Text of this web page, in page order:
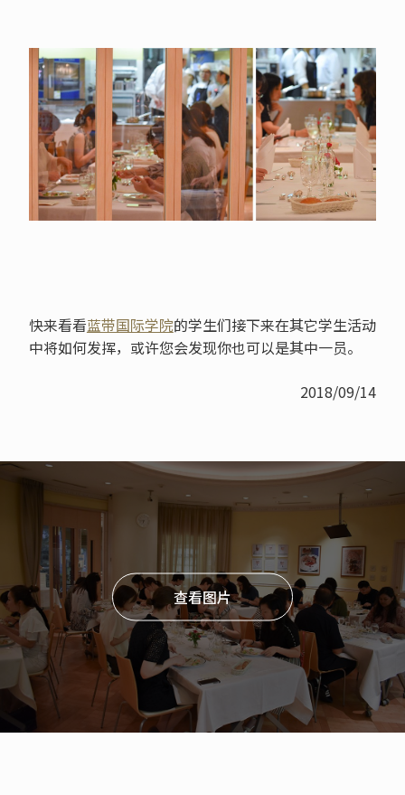
快来看看蓝带国际学院的学生们接下来在其它学生活动
中将如何发挥，或许您会发现你也可以是其中一员。
2018/09/14
查看图片